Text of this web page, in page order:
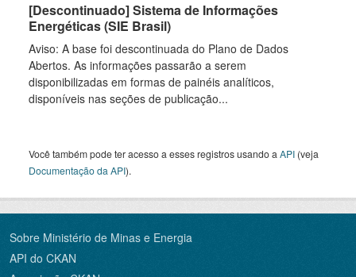
[Descontinuado] Sistema de Informações
Energéticas (SIE Brasil)
Aviso: A base foi descontinuada do Plano de Dados
Abertos. As informações passarão a serem
disponibilizadas em formas de painéis analíticos,
disponíveis nas seções de publicação...
Você também pode ter acesso a esses registros usando a API (veja
Documentação da API).
Sobre Ministério de Minas e Energia
API do CKAN